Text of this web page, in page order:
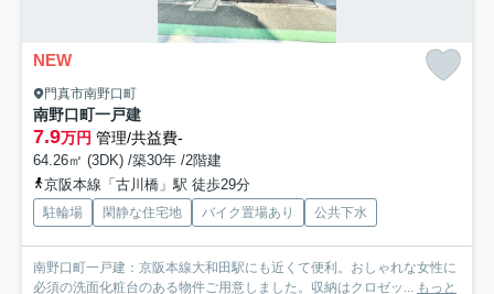
NEW
門真市南野口町
南野口町一戸建
7.9万円 管理/共益費-
64.26㎡ (3DK) /築30年 /2階建
京阪本線「古川橋」駅 徒歩29分
駐輪場 閑静な住宅地 バイク置場あり 公共下水
南野口町一戸建：京阪本線大和田駅にも近くて便利。おしゃれな女性に
必須の洗面化粧台のある物件ご用意しました。収納はクロゼッ... もっと